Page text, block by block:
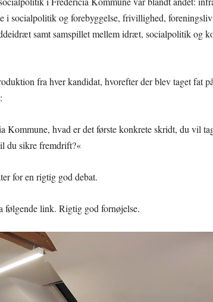
socialpolitik og forebyggelse, frivillighed,
samt samspillet mellem idræt, socialpolitik og
fra hver kandidat, hvorefter der blev taget fat
Kommune, hvad er det første konkrete skridt, du vil
du sikre fremdrift?«
for en rigtig god debat.
følgende link. Rigtig god fornøjelse.